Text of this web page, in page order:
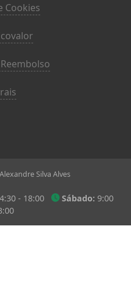
Cookies
Silva Alves
- 18:00 Sábado: 9:00